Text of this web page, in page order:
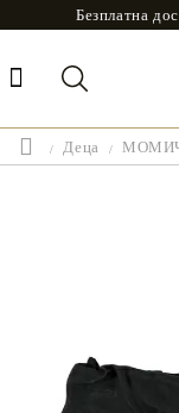
Безплатна
Деца